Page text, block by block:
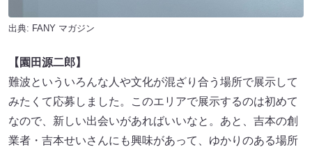
出典: FANY マガジン
【園田源二郎】
難波といういろんな人や文化が混ざり合う場所で展示して
みたくて応募しました。このエリアで展示するのは初めて
なので、新しい出会いがあればいいなと。あと、吉本の創
業者・吉本せいさんにも興味があって、ゆかりのある場所